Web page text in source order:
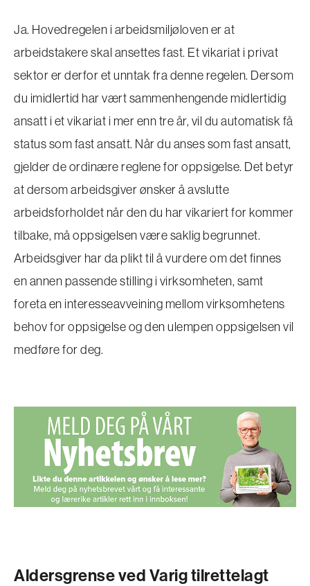
Ja. Hovedregelen i arbeidsmiljøloven er at
arbeidstakere skal ansettes fast. Et vikariat i privat
sektor er derfor et unntak fra denne regelen. Dersom
du imidlertid har vært sammenhengende midlertidig
ansatt i et vikariat i mer enn tre år, vil du automatisk få
status som fast ansatt. Når du anses som fast ansatt,
gjelder de ordinære reglene for oppsigelse. Det betyr
at dersom arbeidsgiver ønsker å avslutte
arbeidsforholdet når den du har vikariert for kommer
tilbake, må oppsigelsen være saklig begrunnet.
Arbeidsgiver har da plikt til å vurdere om det finnes
en annen passende stilling i virksomheten, samt
foreta en interesseavveining mellom virksomhetens
behov for oppsigelse og den ulempen oppsigelsen vil
medføre for deg.
Aldersgrense ved Varig tilrettelagt